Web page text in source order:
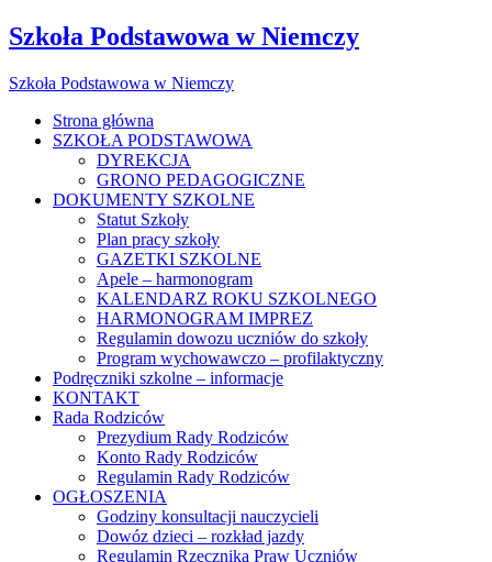
Szkoła Podstawowa w Niemczy
Szkoła Podstawowa w Niemczy
Strona główna
SZKOŁA PODSTAWOWA
DYREKCJA
GRONO PEDAGOGICZNE
DOKUMENTY SZKOLNE
Statut Szkoły
Plan pracy szkoły
GAZETKI SZKOLNE
Apele – harmonogram
KALENDARZ ROKU SZKOLNEGO
HARMONOGRAM IMPREZ
Regulamin dowozu uczniów do szkoły
Program wychowawczo – profilaktyczny
Podręczniki szkolne – informacje
KONTAKT
Rada Rodziców
Prezydium Rady Rodziców
Konto Rady Rodziców
Regulamin Rady Rodziców
OGŁOSZENIA
Godziny konsultacji nauczycieli
Dowóz dzieci – rozkład jazdy
Regulamin Rzecznika Praw Uczniów